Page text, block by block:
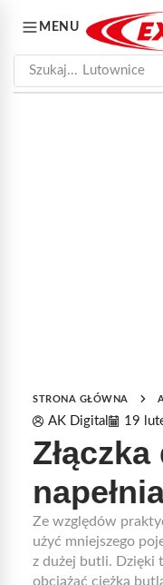
MENU
Szukaj... Lutownice
STRONA GŁÓWNA
AK Digital 19
Złączka
Ze względów
użyć mniejszego
z dużej butli. Dzięki
obciążać ciężką